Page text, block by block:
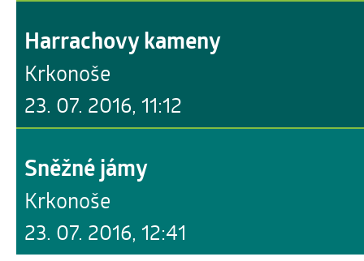
23. 07. 2016, 11:12
Harrachovy kameny
Krkonoše
23. 07. 2016, 12:41
Sněžné jámy
Krkonoše